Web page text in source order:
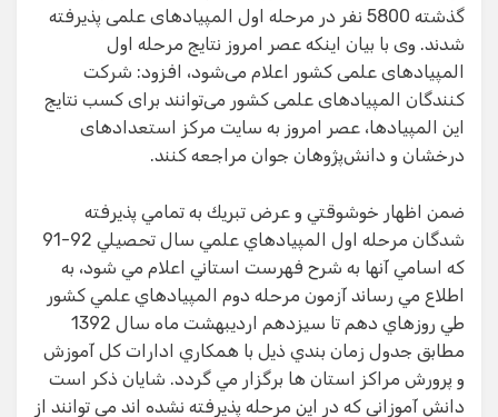
گذشته 5800 نفر در مرحله اول المپیادهای علمی پذیرفته
شدند. وی با بیان اینکه عصر امروز نتایج مرحله اول
المپیادهای علمی کشور اعلام می‌شود، افزود: شرکت‌
کنندگان المپیادهای علمی کشور می‌توانند برای کسب نتایج
این المپیادها، عصر امروز به سایت مرکز استعدادهای
درخشان و دانش‌پژوهان جوان مراجعه کنند.
ضمن اظهار خوشوقتي و عرض تبريك به تمامي پذيرفته
شدگان مرحله اول المپيادهاي علمي سال تحصيلي 92-91
كه اسامي آنها به شرح فهرست استاني اعلام مي شود، به
اطلاع مي رساند آزمون مرحله دوم المپيادهاي علمي كشور
طي روزهاي دهم تا سيزدهم ارديبهشت ماه سال 1392
مطابق جدول زمان بندي ذيل با همكاري ادارات كل آموزش
و پرورش مراكز استان ها برگزار مي گردد. شايان ذكر است
دانش آموزاني كه در اين مرحله پذيرفته نشده اند مي توانند از